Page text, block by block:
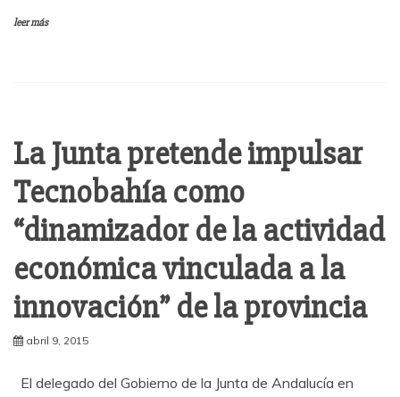
leer más
La Junta pretende impulsar
Tecnobahía como
“dinamizador de la actividad
económica vinculada a la
innovación” de la provincia
abril 9, 2015
El delegado del Gobierno de la Junta de Andalucía en